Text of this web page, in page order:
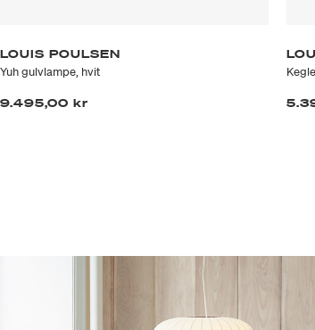
LOUIS POULSEN
Yuh gulvlampe, hvit
9.495,00 kr